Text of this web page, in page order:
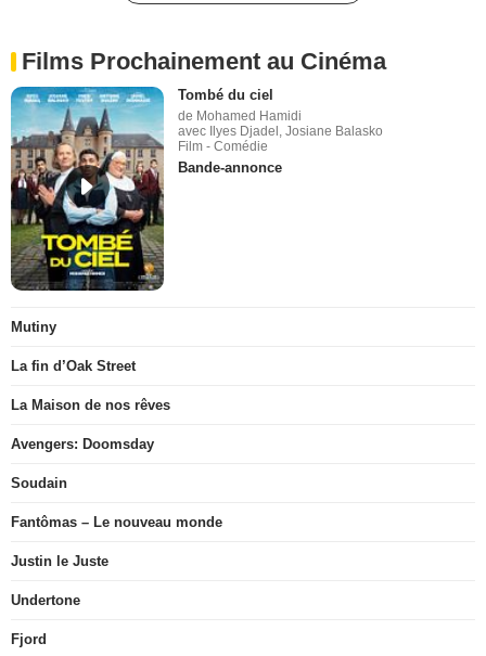
Films Prochainement au Cinéma
Tombé du ciel
de Mohamed Hamidi
avec Ilyes Djadel, Josiane Balasko
Film - Comédie
Bande-annonce
Mutiny
La fin d’Oak Street
La Maison de nos rêves
Avengers: Doomsday
Soudain
Fantômas – Le nouveau monde
Justin le Juste
Undertone
Fjord